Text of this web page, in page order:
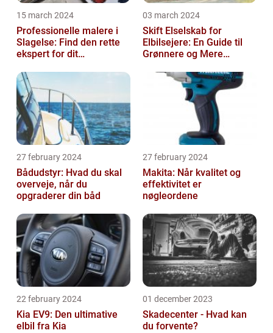
15 march 2024
Professionelle malere i
Slagelse: Find den rette
ekspert for dit
03 march 2024
Skift Elselskab for
Elbilsejere: En Guide til
Grønnere og Mere
27 february 2024
Bådudstyr: Hvad du skal
overveje, når du
opgraderer din båd
27 february 2024
Makita: Når kvalitet og
effektivitet er
nøgleordene
22 february 2024
Kia EV9: Den ultimative
elbil fra Kia
01 december 2023
Skadecenter - Hvad kan
du forvente?